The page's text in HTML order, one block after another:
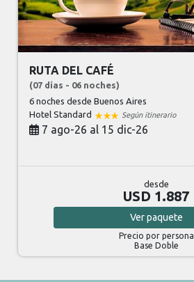
RUTA DEL CAFÉ
(07 días - 06 noches)
6 nochesdesde Buenos Aires
Hotel Standard
Según itinerario
7 ago-26 al 15 dic-26
desde
USD 1.887
Verpaquete
Precio por persona
Base Doble